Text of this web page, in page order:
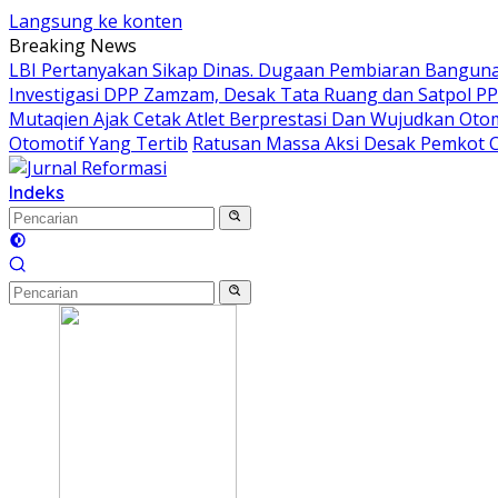
Langsung ke konten
Breaking News
LBI Pertanyakan Sikap Dinas. Dugaan Pembiaran
Investigasi DPP Zamzam, Desak Tata Ruang dan Satpol
Mutaqien Ajak Cetak Atlet Berprestasi Dan Wujudkan
Otomotif Yang Tertib Ratusan Massa Aksi Desak
Indeks